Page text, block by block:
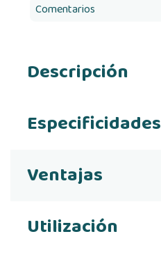
Comentarios
Descripción
Especificidades
Ventajas
Utilización